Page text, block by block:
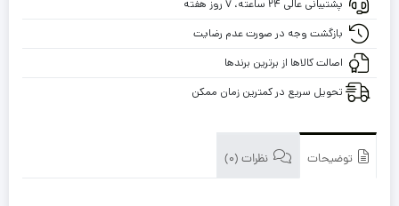
پشتیبانی عالی ۲۴ ساعته، ۷ روز هفته
بازگشت وجه در صورت عدم رضایت
اصالت کالاها از برترین برندها
تحویل سریع در کمترین زمان ممکن
توضیحات نظرات (0)